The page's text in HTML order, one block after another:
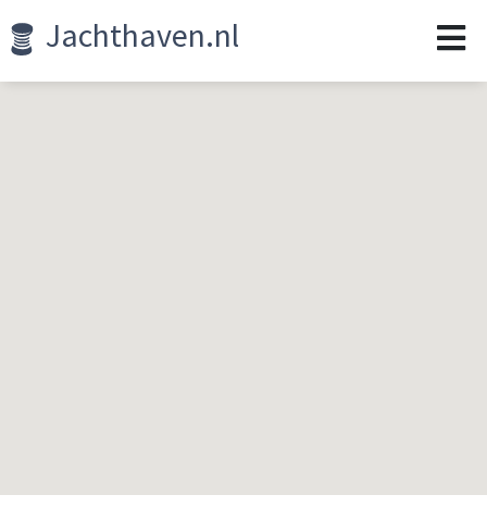
Jachthaven.nl